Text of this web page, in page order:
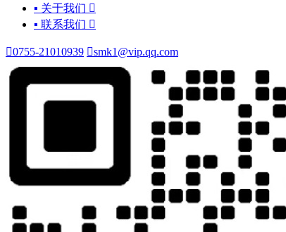
▪ 关于我们 
▪ 联系我们 
0755-21010939 smk1@vip.qq.com